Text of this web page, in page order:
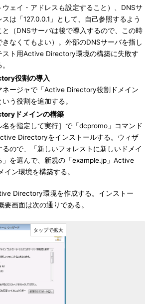
ウェイ・アドレスも設定すること）、DNSサ
は「127.0.0.1」として、自己参照するよう
と（DNSサーバは後で導入するので、この時
きなくてもよい）。外部のDNSサーバを指し
スト用Active Directory環境の構築に失敗す
役割の導入
ージャで「Active Directory役割ドメイン
う役割を追加する。
ドメインの構築
を指定して実行］で「dcpromo」コマンド
Directoryをインストールする。ウィザ
るので、「新しいフォレストに新しいドメイ
」を選んで、新規の「example.jp」Active
ン環境を構築する。
Directory環境を作成する。インストー
要画面は次の通りである。